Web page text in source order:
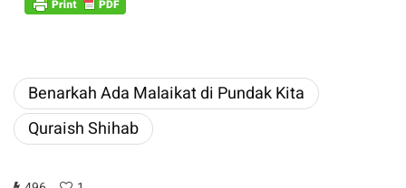
Benarkah Ada Malaikat di Pundak Kita
Quraish Shihab